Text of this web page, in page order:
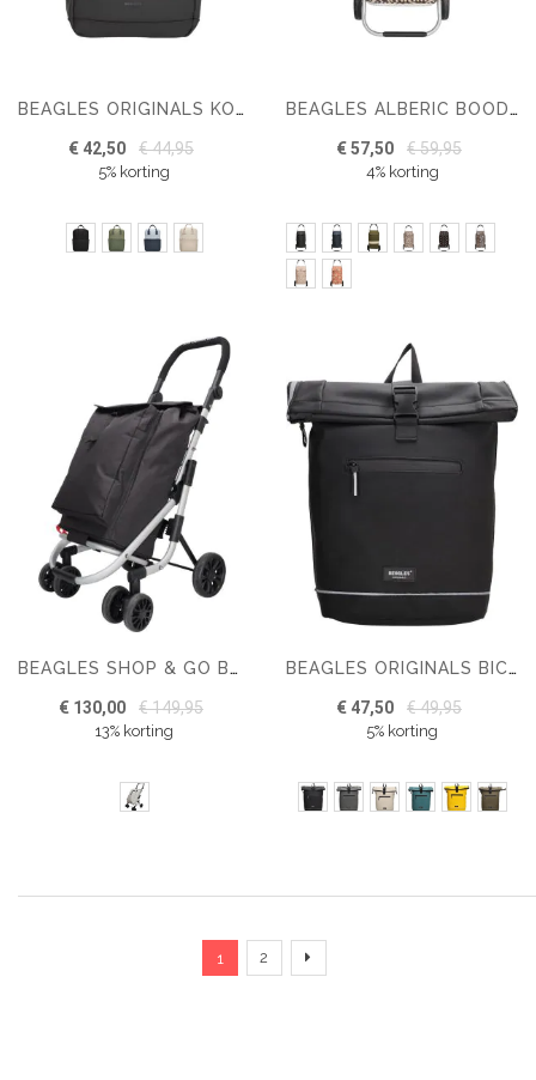
BEAGLES ORIGINALS KOBE RUGZAK 15,6 INCH
€ 42,50 € 44,95
5% korting
BEAGLES ALBERIC BOODSCHAPPEN TROLLEY LICHTGEWICHT
€ 57,50 € 59,95
4% korting
BEAGLES SHOP & GO BOODSCHAPPENTROLLEY
€ 130,00 € 149,95
13% korting
BEAGLES ORIGINALS BICYCLE ORIGINALS 15,6 INCH
€ 47,50 € 49,95
5% korting
Pagina
U lees momenteel pagina
1
Pagina
2